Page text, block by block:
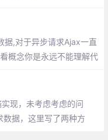
据,对于异步请求Ajax一直
概念你是永远不能理解代
现，未考虑考虑的问
据，这里写了两种方